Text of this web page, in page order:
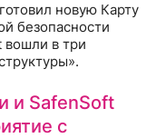
новую Карту
безопасности
в три
и SafenSoft
с